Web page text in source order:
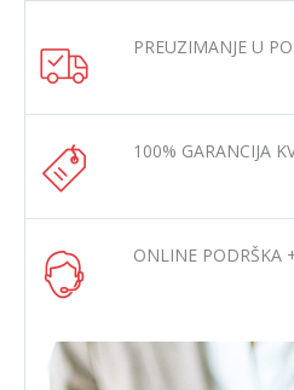
PREUZIMANJE U
100% GARANCIJA
ONLINE PODRŠKA